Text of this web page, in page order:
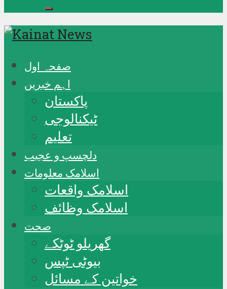
صفحہ اول
اہم خبریں
پاکستان
ٹیکنالوجی
تعلیم
دلچسپ و عجیب
اسلامک معلومات
اسلامک واقعات
اسلامک وظائف
صحت
گھریلو ٹوٹکے
بیوٹی ٹپس
خواتین کے مسائل